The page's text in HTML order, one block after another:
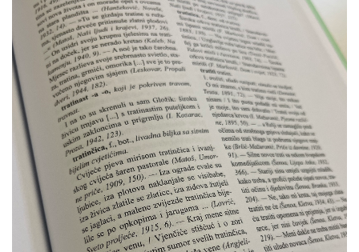
O rječniku
Više…